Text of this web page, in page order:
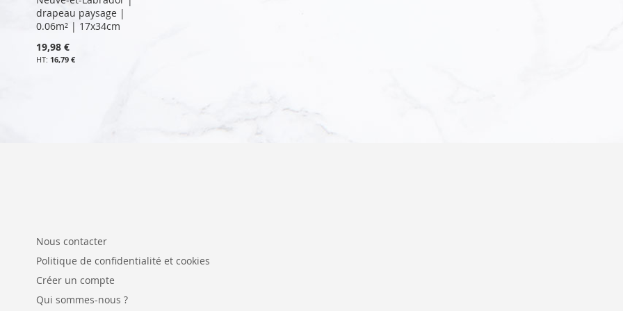
drapeau paysage |
0.06m² | 17x34cm
19,98 €
16,79 €
Nous contacter
Politique de confidentialité et cookies
Créer un compte
Qui sommes-nous ?